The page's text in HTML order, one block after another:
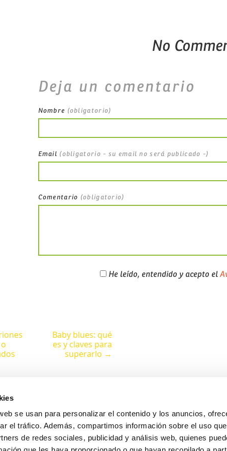
se usan para personalizar el contenido y los anuncios,
el tráfico. Además, compartimos información sobre el uso
de redes sociales, publicidad y análisis web, quienes
No
Deja un comentario
Nombre (obligatorio)
Email (obligatorio - su email no será publicado -)
Comentario (obligatorio)
He leído, entendido y acepto el
Baby blues: qué
es y claves para
superarlo →
Avda. Pintor Xavier Soler, 18 (Rotonda Jesuitas)
03015 Alicante